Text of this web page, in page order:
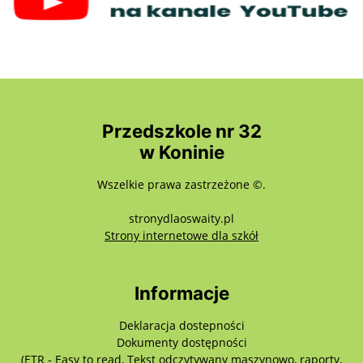
Przedszkole nr 32
w Koninie
Wszelkie prawa zastrzeżone ©.
stronydlaoswaity.pl
Strony internetowe dla szkółotwiera się w
Informacje
Deklaracja dostepności
Dokumenty dostępności
(ETR - Easy to read, Tekst odczytywany maszynowo, raporty,